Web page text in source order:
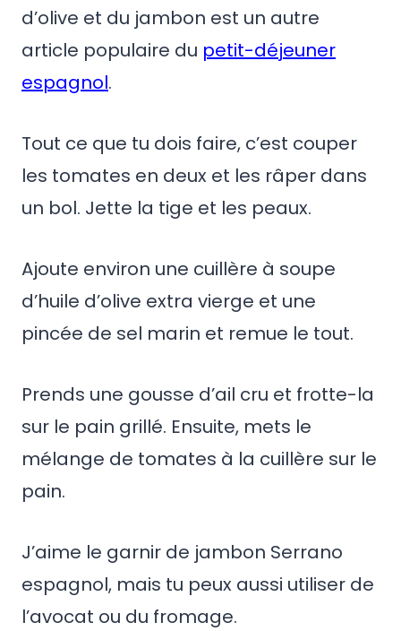
d’olive et du jambon est un autre
article populaire du petit-déjeuner
espagnol.
Tout ce que tu dois faire, c’est couper
les tomates en deux et les râper dans
un bol. Jette la tige et les peaux.
Ajoute environ une cuillère à soupe
d’huile d’olive extra vierge et une
pincée de sel marin et remue le tout.
Prends une gousse d’ail cru et frotte-la
sur le pain grillé. Ensuite, mets le
mélange de tomates à la cuillère sur le
pain.
J’aime le garnir de jambon Serrano
espagnol, mais tu peux aussi utiliser de
l’avocat ou du fromage.